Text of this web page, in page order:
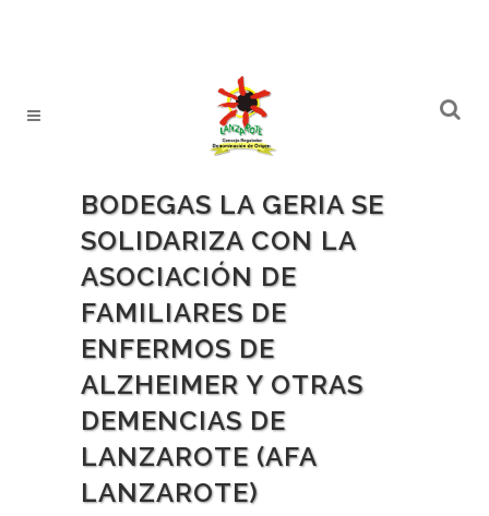
BODEGAS LA GERIA SE
SOLIDARIZA CON LA
ASOCIACIÓN DE
FAMILIARES DE
ENFERMOS DE
ALZHEIMER Y OTRAS
DEMENCIAS DE
LANZAROTE (AFA
LANZAROTE)